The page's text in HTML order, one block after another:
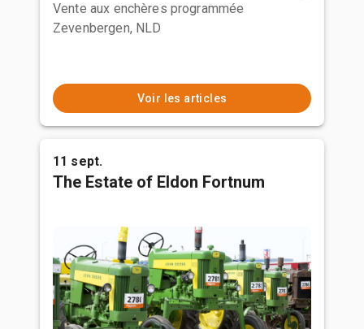
Vente aux enchères programmée
Zevenbergen, NLD
Voir les articles
11 sept.
The Estate of Eldon Fortnum